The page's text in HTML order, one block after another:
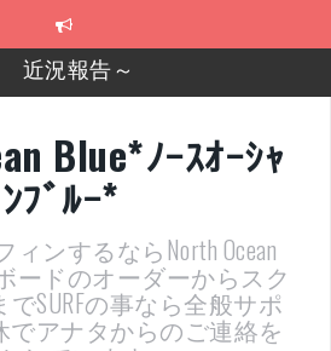
近況報告～
年明けました〜
近況報告ww
マッターーーー！！！
支部予選・検定開催決定！
Blue*ﾉｰｽｵｰｼｬ
ﾝﾌﾞﾙｰ*
ィンするならNorth Ocean
ードのオーダーからスク
SURFの事なら全般サポ
アナタからのご連絡を